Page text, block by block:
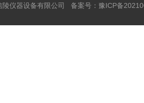
仪器设备有限公司 备案号： 豫ICP备